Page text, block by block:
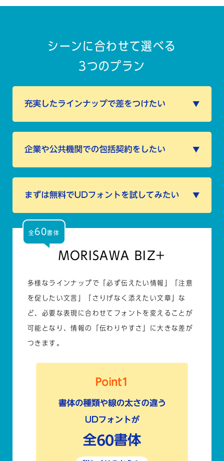
シーンに合わせて選べる
3つのプラン
全60書体
MORISAWA BIZ+
多様なラインナップで「必ず伝えたい情報」「注意
を促したい文言」「さりげなく添えたい文章」な
ど、必要な表現に合わせてフォントを変えることが
可能となり、情報の「伝わりやすさ」に大きな差が
つきます。